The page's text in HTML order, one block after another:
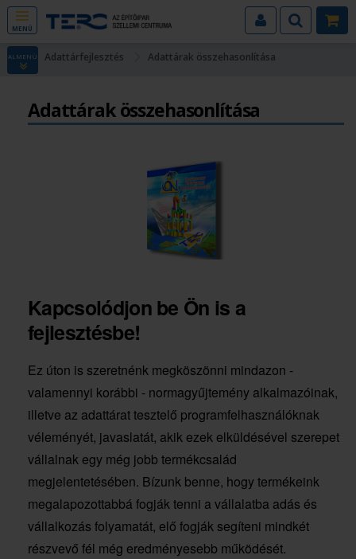
MENÜ
ALMENÜ Adattárfejlesztés Adattárak összehasonlítása
Adattárak összehasonlítása
Kapcsolódjon be Ön is a
fejlesztésbe!
Ez úton is szeretnénk megköszönni mindazon -
valamennyi korábbi - normagyűjtemény alkalmazóinak,
illetve az adattárat tesztelő programfelhasználóknak
véleményét, javaslatát, akik ezek elküldésével szerepet
vállalnak egy még jobb termékcsalád
megjelentetésében. Bízunk benne, hogy termékeink
megalapozottabbá fogják tenni a vállalatba adás és
vállalkozás folyamatát, elő fogják segíteni mindkét
részvevő fél még eredményesebb működését.